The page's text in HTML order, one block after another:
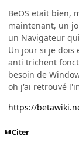
BeOS etait bien,
maintenant, un
un Navigateur
Un jour si je dois
anti trichent
besoin de
oh j'ai retrouvé
https://
Citer